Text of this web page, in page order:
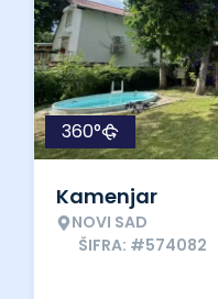
360°
Kamenjar
NOVI SAD
ŠIFRA: #574082